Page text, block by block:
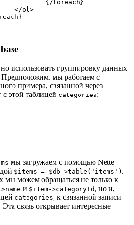
использовать группировку данных
Предположим, мы работаем с
примера, связанной через
с этой таблицей categories:
мы загружаем с помощью Nette
$items = $db->table('items') .
мы можем обращаться не только к
и $item->categoryId , но и,
categories, к связанной записи
. Эта связь открывает интересные